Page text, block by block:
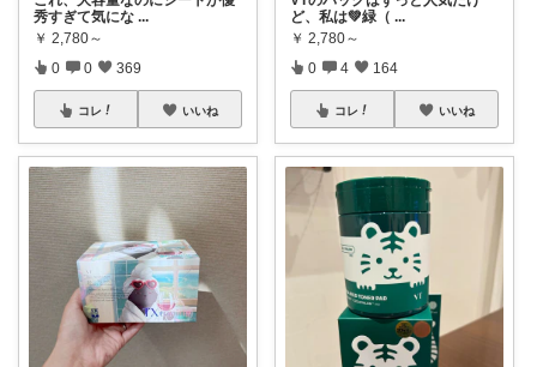
秀すぎて気にな ...
￥ 2,780～
0 0 369
コレ いいね
ど、私は💚緑（ ...
￥ 2,780～
0 4 164
コレ いいね